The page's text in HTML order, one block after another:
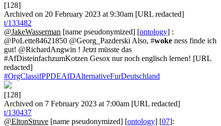
[128]
Archived on 20 February 2023 at 9:30am [URL redacted]
t/133482
@JakeWasserman [name pseudonymized] [ontology] :
@PoLette84621850 @Georg_Pazderski Also, #woke ness finde ich
gut! @RichardAngwin ! Jetzt müsste das
#AfDisteinfachzumKotzen Gesox nur noch englisch lernen! [URL
redacted]
#OrgClassifPPDEAfDAlternativeFurDeutschland
[128]
Archived on 7 February 2023 at 7:00am [URL redacted]
t/130437
@EltonStruve [name pseudonymized] [ontology] [07]: